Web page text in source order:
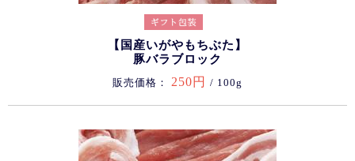
【国産いがやもちぶた】
豚バラブロック
販売価格： 250円 / 100g